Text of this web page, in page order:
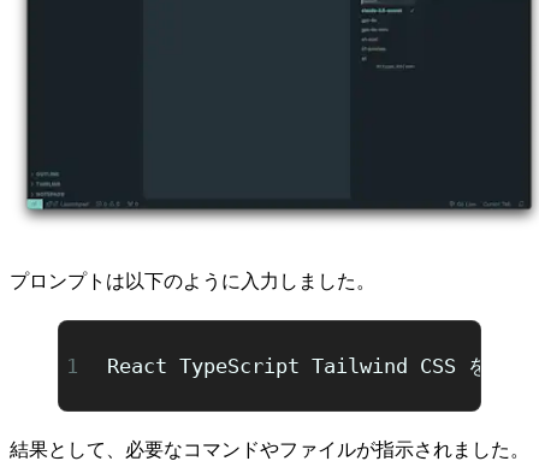
プロンプトは以下のように入力しました。
React TypeScript Tailwind CSS を使用した
結果として、必要なコマンドやファイルが指示されました。